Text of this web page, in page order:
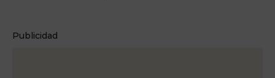
Publicidad